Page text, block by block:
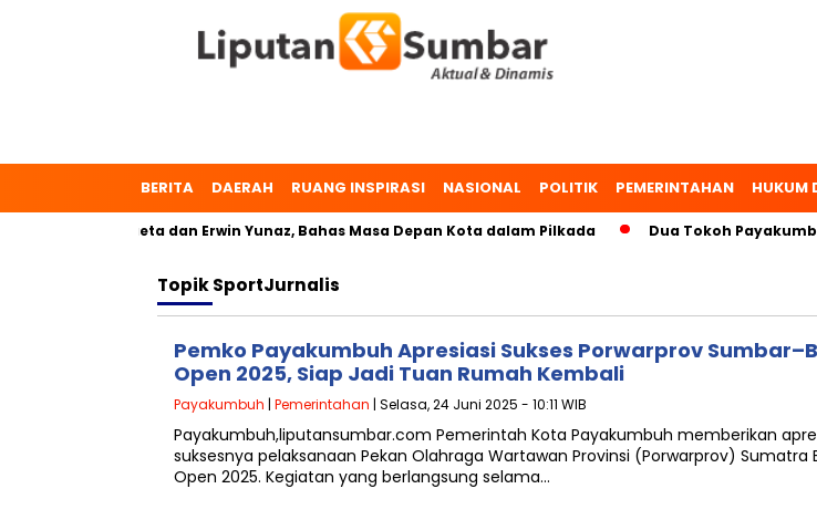
BERITA DAERAH RUANG INSPIRASI NASIONAL POLITIK PEMERINTAHAN HUKUM
Dr. Zulmaeta dan Erwin Yunaz, Bahas Masa Depan Kota dalam Pilkada Dua Tokoh
TopikSportJurnalis
Pemko Payakumbuh Apresiasi Sukses Porwarprov
Open 2025, Siap Jadi Tuan Rumah Kembali
Payakumbuh | Pemerintahan | Selasa, 24 Juni 2025 - 10:11 WIB
Payakumbuh,liputansumbar.com Pemerintah Kota Payakumbuh memberikan
suksesnya pelaksanaan Pekan Olahraga Wartawan Provinsi (Porwarprov) Sumatra
Open 2025. Kegiatan yang berlangsung selama…